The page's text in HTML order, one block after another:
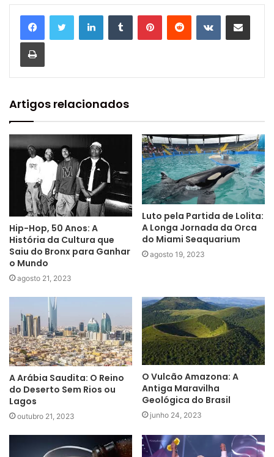
Artigos relacionados
Hip-Hop, 50 Anos: A
História da Cultura que
Saiu do Bronx para Ganhar
o Mundo
agosto 21, 2023
Luto pela Partida de Lolita:
A Longa Jornada da Orca
do Miami Seaquarium
agosto 19, 2023
A Arábia Saudita: O Reino
do Deserto Sem Rios ou
Lagos
outubro 21, 2023
O Vulcão Amazona: A
Antiga Maravilha
Geológica do Brasil
junho 24, 2023